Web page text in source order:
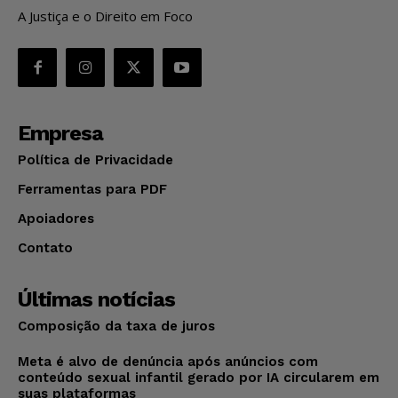
A Justiça e o Direito em Foco
Empresa
Política de Privacidade
Ferramentas para PDF
Apoiadores
Contato
Últimas notícias
Composição da taxa de juros
Meta é alvo de denúncia após anúncios com
conteúdo sexual infantil gerado por IA circularem em
suas plataformas